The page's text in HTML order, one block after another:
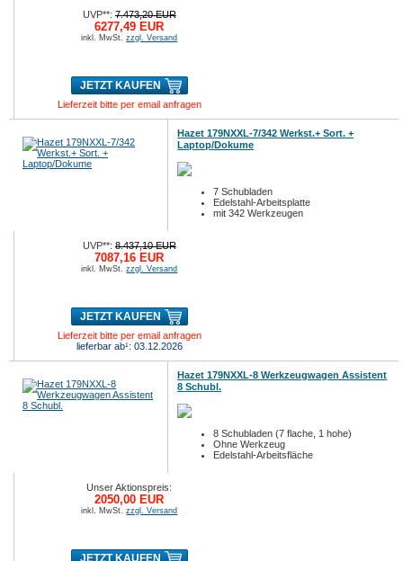
UVP**:7.473,20 EUR
6277,49 EUR
inkl. MwSt.zzgl. Versand
JETZT KAUFEN
Lieferzeit bitte per email anfragen
Hazet 179NXXL-7/342 Werkst.+ Sort. +
Laptop/Dokume
7 Schubladen
Edelstahl-Arbeitsplatte
mit 342 Werkzeugen
UVP**:8.437,10 EUR
7087,16 EUR
inkl. MwSt.zzgl. Versand
JETZT KAUFEN
Lieferzeit bitte per email anfragen
lieferbar ab¹: 03.12.2026
Hazet 179NXXL-8 Werkzeugwagen Assistent
8 Schubl.
8 Schubladen (7 flache, 1 hohe)
Ohne Werkzeug
Edelstahl-Arbeitsfläche
Unser Aktionspreis:
2050,00 EUR
inkl. MwSt.zzgl. Versand
JETZT KAUFEN